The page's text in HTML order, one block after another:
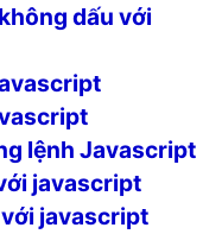
dấu với
lệnh Javascript
javascript
javascript